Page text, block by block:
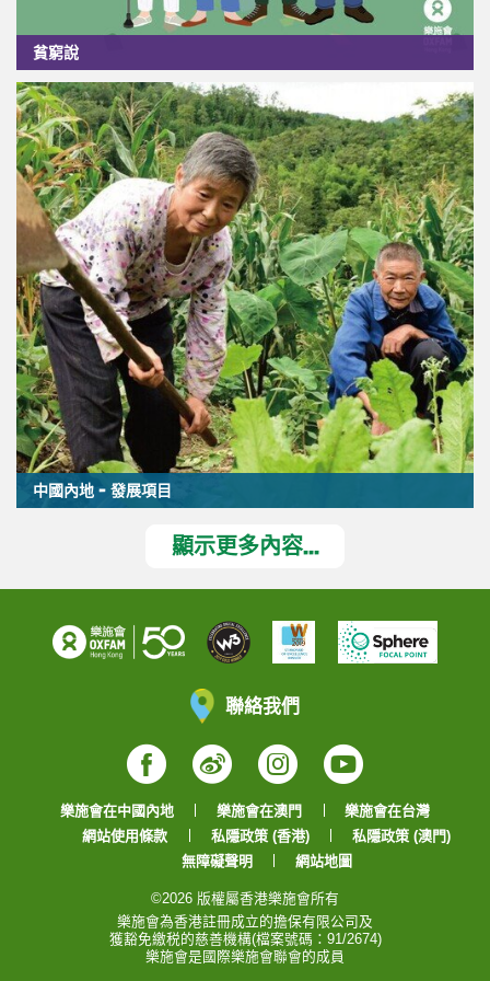
貧窮說
中國內地 - 發展項目
顯示更多內容...
聯絡我們
Facebook
WeiboInstagram
YouTube
樂施會在中國內地 樂施會在澳門
樂施會在台灣
網站使用條款
私隱政策 (香港)
私隱政策 (澳門)
無障礙聲明
網站地圖
©2026 版權屬香港樂施會所有
樂施會為香港註冊成立的擔保有限公司及
獲豁免繳税的慈善機構(檔案號碼：91/2674)
樂施會是國際樂施會聯會的成員